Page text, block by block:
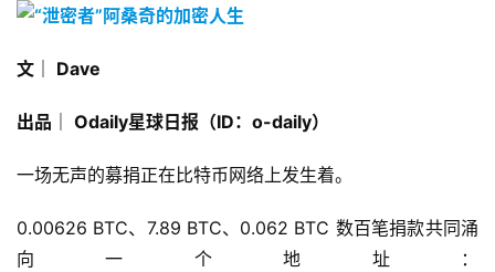
文｜ Dave
出品｜ Odaily星球日报（ID：o-daily）
一场无声的募捐正在比特币网络上发生着。
0.00626 BTC、7.89 BTC、0.062 BTC 数百笔捐款共同涌
向一个地址：